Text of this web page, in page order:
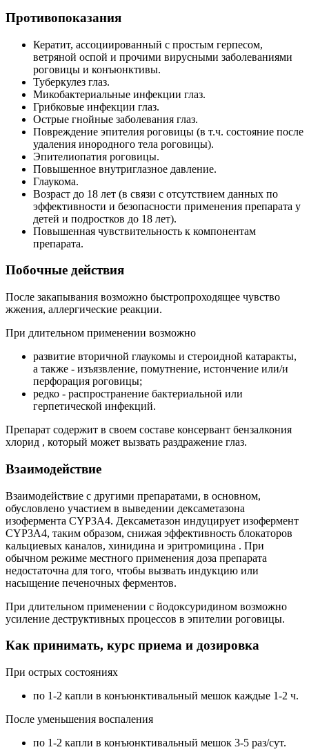
Противопоказания
Кератит, ассоциированный с простым герпесом,
ветряной оспой и прочими вирусными заболеваниями
роговицы и конъюнктивы.
Туберкулез глаз.
Микобактериальные инфекции глаз.
Грибковые инфекции глаз.
Острые гнойные заболевания глаз.
Повреждение эпителия роговицы (в т.ч. состояние после
удаления инородного тела роговицы).
Эпителиопатия роговицы.
Повышенное внутриглазное давление.
Глаукома.
Возраст до 18 лет (в связи с отсутствием данных по
эффективности и безопасности применения препарата у
детей и подростков до 18 лет).
Повышенная чувствительность к компонентам
препарата.
Побочные действия
После закапывания возможно быстропроходящее чувство
жжения, аллергические реакции.
При длительном применении возможно
развитие вторичной глаукомы и стероидной катаракты,
а также - изъязвление, помутнение, истончение или/и
перфорация роговицы;
редко - распространение бактериальной или
герпетической инфекций.
Препарат содержит в своем составе консервант бензалкония
хлорид , который может вызвать раздражение глаз.
Взаимодействие
Взаимодействие с другими препаратами, в основном,
обусловлено участием в выведении дексаметазона
изофермента CYP3A4. Дексаметазон индуцирует изофермент
CYP3A4, таким образом, снижая эффективность блокаторов
кальциевых каналов, хинидина и эритромицина . При
обычном режиме местного применения доза препарата
недостаточна для того, чтобы вызвать индукцию или
насыщение печеночных ферментов.
При длительном применении с йодоксуридином возможно
усиление деструктивных процессов в эпителии роговицы.
Как принимать, курс приема и дозировка
При острых состояниях
по 1-2 капли в конъюнктивальный мешок каждые 1-2 ч.
После уменьшения воспаления
по 1-2 капли в конъюнктивальный мешок 3-5 раз/сут.